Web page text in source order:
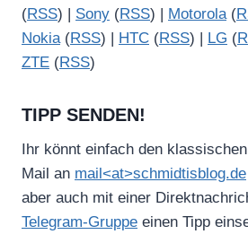
(RSS) | Sony (RSS) | Motorola(
Nokia(RSS) | HTC (RSS) | LG (
ZTE (RSS)
TIPP SENDEN!
Ihr könnt einfach den
Mail an mail<at>schmidtisblog.de
aber auch mit einer
Telegram-Gruppe einen Tipp